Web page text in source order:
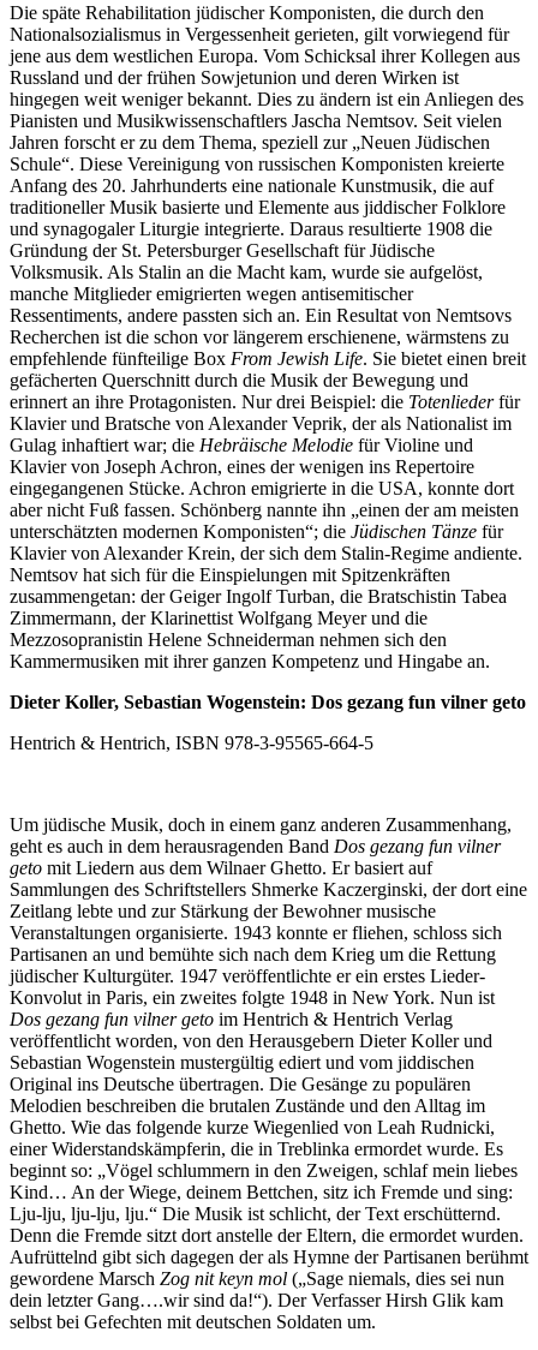
Die späte Rehabilitation jüdischer Komponisten, die durch den
Nationalsozialismus in Vergessenheit gerieten, gilt vorwiegend für
jene aus dem westlichen Europa. Vom Schicksal ihrer Kollegen aus
Russland und der frühen Sowjetunion und deren Wirken ist
hingegen weit weniger bekannt. Dies zu ändern ist ein Anliegen des
Pianisten und Musikwissenschaftlers Jascha Nemtsov. Seit vielen
Jahren forscht er zu dem Thema, speziell zur „Neuen Jüdischen
Schule“. Diese Vereinigung von russischen Komponisten kreierte
Anfang des 20. Jahrhunderts eine nationale Kunstmusik, die auf
traditioneller Musik basierte und Elemente aus jiddischer Folklore
und synagogaler Liturgie integrierte. Daraus resultierte 1908 die
Gründung der St. Petersburger Gesellschaft für Jüdische
Volksmusik. Als Stalin an die Macht kam, wurde sie aufgelöst,
manche Mitglieder emigrierten wegen antisemitischer
Ressentiments, andere passten sich an. Ein Resultat von Nemtsovs
Recherchen ist die schon vor längerem erschienene, wärmstens zu
empfehlende fünfteilige Box From Jewish Life. Sie bietet einen breit
gefächerten Querschnitt durch die Musik der Bewegung und
erinnert an ihre Protagonisten. Nur drei Beispiel: die Totenliederfür
Klavier und Bratsche von Alexander Veprik, der als Nationalist im
Gulag inhaftiert war; die Hebräische Melodie für Violine und
Klavier von Joseph Achron, eines der wenigen ins Repertoire
eingegangenen Stücke. Achron emigrierte in die USA, konnte dort
aber nicht Fuß fassen. Schönberg nannte ihn „einen der am meisten
unterschätzten modernen Komponisten“; die Jüdischen Tänze für
Klavier von Alexander Krein, der sich dem Stalin-Regime andiente.
Nemtsov hat sich für die Einspielungen mit Spitzenkräften
zusammengetan: der Geiger Ingolf Turban, die Bratschistin Tabea
Zimmermann, der Klarinettist Wolfgang Meyer und die
Mezzosopranistin Helene Schneiderman nehmen sich den
Kammermusiken mit ihrer ganzen Kompetenz und Hingabe an.
Dieter Koller, Sebastian Wogenstein: Dos gezang fun vilner geto
Hentrich & Hentrich, ISBN 978-3-95565-664-5
Um jüdische Musik, doch in einem ganz anderen Zusammenhang,
geht es auch in dem herausragenden Band Dos gezang fun vilner
geto mit Liedern aus dem Wilnaer Ghetto. Er basiert auf
Sammlungen des Schriftstellers Shmerke Kaczerginski, der dort eine
Zeitlang lebte und zur Stärkung der Bewohner musische
Veranstaltungen organisierte. 1943 konnte er fliehen, schloss sich
Partisanen an und bemühte sich nach dem Krieg um die Rettung
jüdischer Kulturgüter. 1947 veröffentlichte er ein erstes Lieder-
Konvolut in Paris, ein zweites folgte 1948 in New York. Nun ist
Dos gezang fun vilner geto im Hentrich & Hentrich Verlag
veröffentlicht worden, von den Herausgebern Dieter Koller und
Sebastian Wogenstein mustergültig ediert und vom jiddischen
Original ins Deutsche übertragen. Die Gesänge zu populären
Melodien beschreiben die brutalen Zustände und den Alltag im
Ghetto. Wie das folgende kurze Wiegenlied von Leah Rudnicki,
einer Widerstandskämpferin, die in Treblinka ermordet wurde. Es
beginnt so: „Vögel schlummern in den Zweigen, schlaf mein liebes
Kind… An der Wiege, deinem Bettchen, sitz ich Fremde und sing:
Lju-lju, lju-lju, lju.“ Die Musik ist schlicht, der Text erschütternd.
Denn die Fremde sitzt dort anstelle der Eltern, die ermordet wurden.
Aufrüttelnd gibt sich dagegen der als Hymne der Partisanen berühmt
gewordene Marsch Zog nit keyn mol („Sage niemals, dies sei nun
dein letzter Gang….wir sind da!“). Der Verfasser Hirsh Glik kam
selbst bei Gefechten mit deutschen Soldaten um.